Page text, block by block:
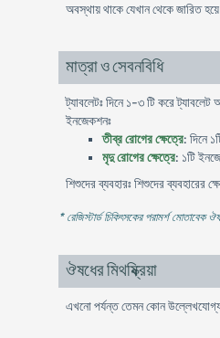
অবস্থায় থাকে যেখান থেকে জারিত
মাত্রা ও সেবনবিধি
ট্যাবলেটঃ দিনে ১-৩ টি করে ট্যাবলেট
ইনজেকশনঃ
তীব্র রোগের ক্ষেত্রে: দিনে
মৃদু রোগের ক্ষেত্রে: ১টি
শিশুদের ব্যবহারঃ শিশুদের
* রেজিস্টার্ড চিকিৎসকের পরামর্শ মোতাবেক
ঔষধের মিথষ্ক্রিয়া
এখনো পর্যন্ত তেমন কোন